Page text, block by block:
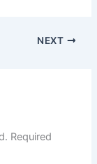
NEXT
Required